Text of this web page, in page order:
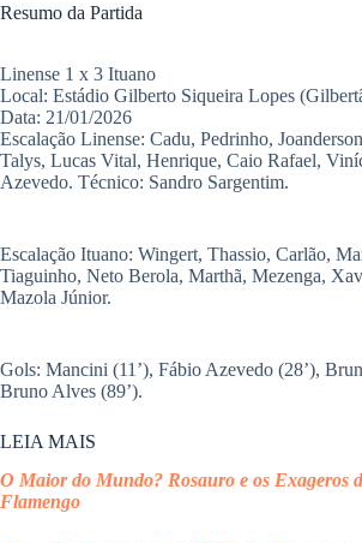
​Resumo da Partida
​Linense 1 x 3 Ituano
​Local: Estádio Gilberto Siqueira Lopes
​Data: 21/01/2026
​Escalação Linense: Cadu, Pedrinho,
Talys, Lucas Vital, Henrique, Caio Rafael,
Azevedo. Técnico: Sandro Sargentim.
​Escalação Ituano: Wingert, Thassio, Carlão,
Tiaguinho, Neto Berola, Marthã, Mezenga,
Mazola Júnior.
​Gols: Mancini (11’), Fábio Azevedo (28’),
Bruno Alves (89’).
LEIA MAIS
O Maior do Mundo? Rosauro e os Exageros
Flamengo